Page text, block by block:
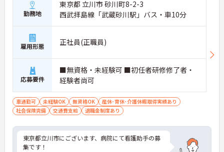
勤務地
東京都 立川市 砂川町8-2-3
西武拝島線「武蔵砂川駅」バス・車10分
雇用形態 正社員(正職員)
応募要件
■無資格・未経験可 ■初任者研修修了者・
経験者尚可
車通勤可 未経験OK 無資格OK
産休･育休･介護休暇取得実績あり
社会保険完備
交通費支給 退職金制度あり
東京都立川市にございます、病院にて看護助手の募
集です！